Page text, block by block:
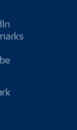
Energiforum
|
Energiforum